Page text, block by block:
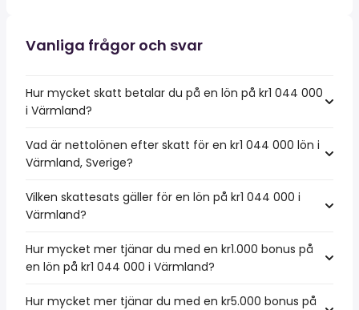
Vanliga frågor och svar
Hur mycket skatt betalar du på en lön på kr1 044 000
i Värmland?
Vad är nettolönen efter skatt för en kr1 044 000 lön i
Värmland, Sverige?
Vilken skattesats gäller för en lön på kr1 044 000 i
Värmland?
Hur mycket mer tjänar du med en kr1.000 bonus på
en lön på kr1 044 000 i Värmland?
Hur mycket mer tjänar du med en kr5.000 bonus på